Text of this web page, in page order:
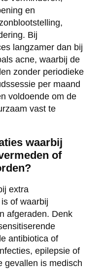
en
Bij
langzamer dan bij
acne, waarbij de
zonder periodieke
per maand
voldoende om de
vast te
waarbij
of
extra
of waarbij
afgeraden. Denk
antibiotica of
epilepsie of
is medisch